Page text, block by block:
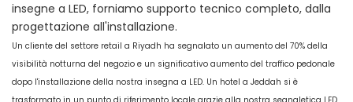
insegne a LED, forniamo supporto tecnico completo, dalla
progettazione all'installazione.
Un cliente del settore retail a Riyadh ha segnalato un aumento del 70% della
visibilità notturna del negozio e un significativo aumento del traffico pedonale
dopo l'installazione della nostra insegna a LED. Un hotel a Jeddah si è